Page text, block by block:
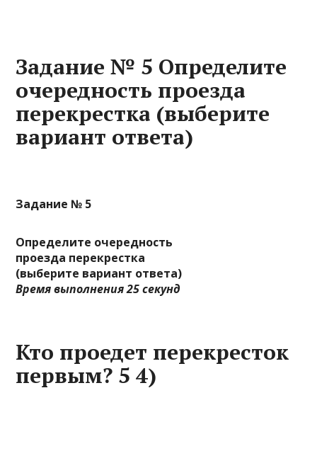
Задание № 5 Определите
очередность проезда
перекрестка (выберите
вариант ответа)
Задание № 5
Определите очередность
проезда перекрестка
(выберите вариант ответа)
Время выполнения 25 секунд
Кто проедет перекресток
первым? 5 4)